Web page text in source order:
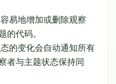
易地增加或删除观察
的代码。
的变化会自动通知所有
者与主题状态保持同